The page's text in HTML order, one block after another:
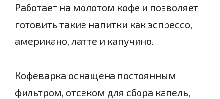
Работает на молотом кофе и позволяет
готовить такие напитки как эспрессо,
американо, латте и капучино.
Кофеварка оснащена постоянным
фильтром, отсеком для сбора капель,